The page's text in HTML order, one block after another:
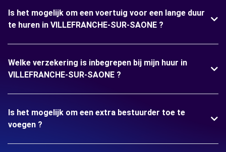
Is het mogelijk om een voertuig voor een lange duur
te huren in VILLEFRANCHE-SUR-SAONE ?
Welke verzekering is inbegrepen bij mijn huur in
VILLEFRANCHE-SUR-SAONE ?
Is het mogelijk om een extra bestuurder toe te
voegen ?